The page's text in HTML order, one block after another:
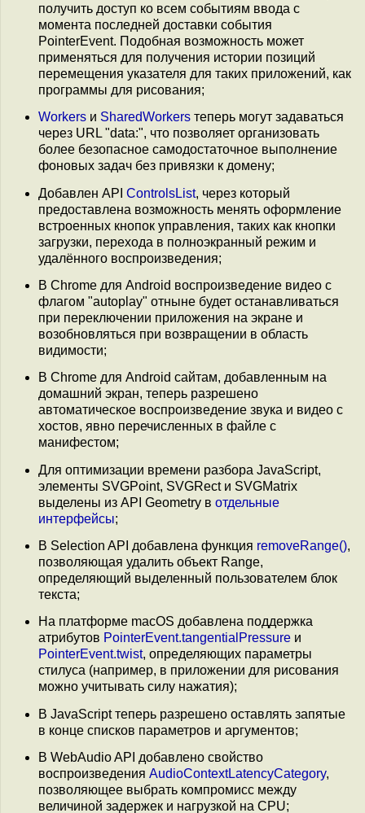
получить доступ ко всем событиям ввода с
момента последней доставки события
PointerEvent. Подобная возможность может
применяться для получения истории позиций
перемещения указателя для таких приложений, как
программы для рисования;
Workers и SharedWorkers теперь могут задаваться
через URL "data:", что позволяет организовать
более безопасное самодостаточное выполнение
фоновых задач без привязки к домену;
Добавлен API ControlsList, через который
предоставлена возможность менять оформление
встроенных кнопок управления, таких как кнопки
загрузки, перехода в полноэкранный режим и
удалённого воспроизведения;
В Chrome для Android воспроизведение видео с
флагом "autoplay" отныне будет останавливаться
при переключении приложения на экране и
возобновляться при возвращении в область
видимости;
В Chrome для Android сайтам, добавленным на
домашний экран, теперь разрешено
автоматическое воспроизведение звука и видео с
хостов, явно перечисленных в файле с
манифестом;
Для оптимизации времени разбора JavaScript,
элементы SVGPoint, SVGRect и SVGMatrix
выделены из API Geometry в отдельные
интерфейсы;
В Selection API добавлена функция removeRange(),
позволяющая удалить объект Range,
определяющий выделенный пользователем блок
текста;
На платформе macOS добавлена поддержка
атрибутов PointerEvent.tangentialPressure и
PointerEvent.twist, определяющих параметры
стилуса (например, в приложении для рисования
можно учитывать силу нажатия);
В JavaScript теперь разрешено оставлять запятые
в конце списков параметров и аргументов;
В WebAudio API добавлено свойство
воспроизведения AudioContextLatencyCategory,
позволяющее выбрать компромисс между
величиной задержек и нагрузкой на CPU;